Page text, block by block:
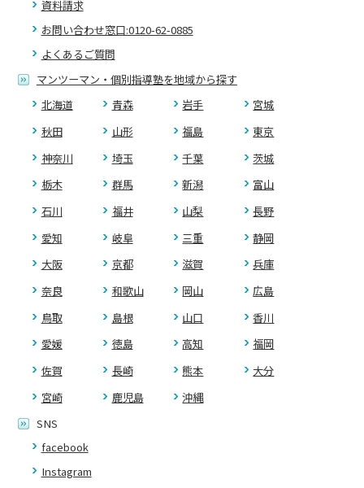
資料請求
お問い合わせ窓口:0120-62-0885
よくあるご質問
マンツーマン・個別指導塾を地域から探す
北海道
青森 岩手
宮城
秋田
山形 福島
東京
神奈川
埼玉 千葉
茨城
栃木
群馬 新潟
富山
石川
福井 山梨
長野
愛知
岐阜 三重
静岡
大阪
京都 滋賀
兵庫
奈良
和歌山 岡山
広島
鳥取
島根 山口
香川
愛媛
徳島 高知
福岡
佐賀
長崎 熊本
大分
宮崎
鹿児島
沖縄
SNS
facebook
Instagram